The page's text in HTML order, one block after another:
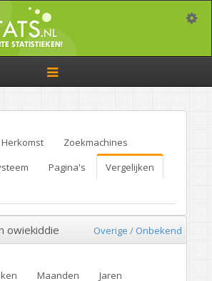
Toggle
navigation
Herkomst
Zoekmachines
Pagina's
Vergelijken
owiekiddie Overige /Onbekend
Maanden
Jaren